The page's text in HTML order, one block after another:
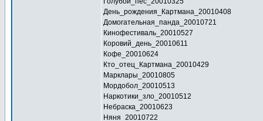
День_рождения_Картмана_20010408
Домогательная_панда_20010721
Кинофестиваль_20010527
Коровий_день_20010611
Кофе_20010624
Кто_отец_Картмана_20010429
Марклары_20010805
Мордобол_20010513
Наркотики_зло_20010512
Небраска_20010623
Няня_20010722